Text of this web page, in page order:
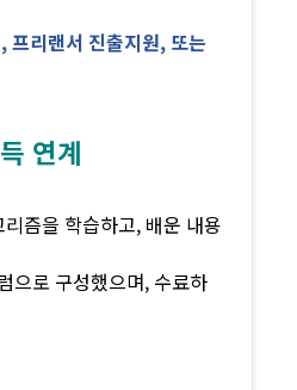
프리랜서 진출지원, 또는
득 연계
즘을 학습하고, 배운 내용
으로 구성했으며, 수료하